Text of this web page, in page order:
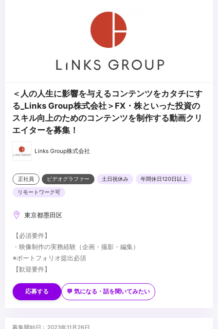
＜人の人生に影響を与えるコンテンツをカタチにす
る_Links Group株式会社＞FX・株といった投資の
スキル向上のためのコンテンツを制作する動画クリ
エイターを募集！
Links Group株式会社
正社員 ビデオグラファー 土日祝休み
年間休日120日以上
リモートワーク可
東京都墨田区
【必須要件】
・映像制作の実務経験（企画・撮影・編集）
※ポートフォリオ提出必須
【歓迎要件】
・各種映像機材の使用経験
・PremirePro / After Effectsの使用経験
・投資に興味がある方
応募する 💬 気になる・話を聞いてみたい
募集開始日 : 2023年11月26日